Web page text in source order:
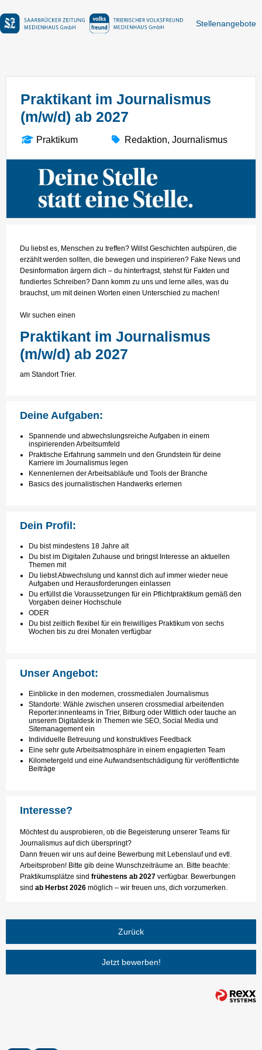
Stellenangebote
Praktikant im Journalismus
(m/w/d) ab 2027
Praktikum Redaktion, Journalismus
Du liebst es, Menschen zu treffen? Willst Geschichten aufspüren, die
erzählt werden sollten, die bewegen und inspirieren? Fake News und
Desinformation ärgern dich – du hinterfragst, stehst für Fakten und
fundiertes Schreiben? Dann komm zu uns und lerne alles, was du
brauchst, um mit deinen Worten einen Unterschied zu machen!
Wir suchen einen
Praktikant im Journalismus
(m/w/d) ab 2027
am Standort Trier.
Deine Aufgaben:
Spannende und abwechslungsreiche Aufgaben in einem
inspirierenden Arbeitsumfeld
Praktische Erfahrung sammeln und den Grundstein für deine
Karriere im Journalismus legen
Kennenlernen der Arbeitsabläufe und Tools der Branche
Basics des journalistischen Handwerks erlernen
Dein Profil:
Du bist mindestens 18 Jahre alt
Du bist im Digitalen Zuhause und bringst Interesse an aktuellen
Themen mit
Du liebst Abwechslung und kannst dich auf immer wieder neue
Aufgaben und Herausforderungen einlassen
Du erfüllst die Voraussetzungen für ein Pflichtpraktikum gemäß den
Vorgaben deiner Hochschule
ODER
Du bist zeitlich flexibel für ein freiwilliges Praktikum von sechs
Wochen bis zu drei Monaten verfügbar
Unser Angebot:
Einblicke in den modernen, crossmedialen Journalismus
Standorte: Wähle zwischen unseren crossmedial arbeitenden
Reporter:innenteams in Trier, Bitburg oder Wittlich oder tauche an
unserem Digitaldesk in Themen wie SEO, Social Media und
Sitemanagement ein
Individuelle Betreuung und konstruktives Feedback
Eine sehr gute Arbeitsatmosphäre in einem engagierten Team
Kilometergeld und eine Aufwandsentschädigung für veröffentlichte
Beiträge
Interesse?
Möchtest du ausprobieren, ob die Begeisterung unserer Teams für
Journalismus auf dich überspringt?
Dann freuen wir uns auf deine Bewerbung mit Lebenslauf und evtl.
Arbeitsproben! Bitte gib deine Wunschzeiträume an. Bitte beachte:
Praktikumsplätze sind frühestens ab 2027 verfügbar. Bewerbungen
sind ab Herbst 2026 möglich – wir freuen uns, dich vorzumerken.
Zurück
Jetzt bewerben!